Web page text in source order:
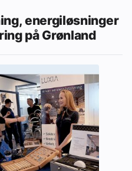
energiløsninger
på Grønland